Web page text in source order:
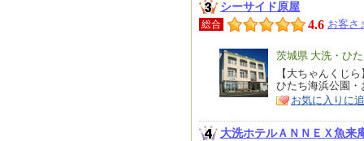
シーサイド原屋
総合 4.6 お客さ
エ
リ
ア
茨城県 大洗・ひ
特
徴
【大ちゃんくじ
ひたち海浜公園
お気に入りに
大洗ホテルＡＮＮＥＸ魚来